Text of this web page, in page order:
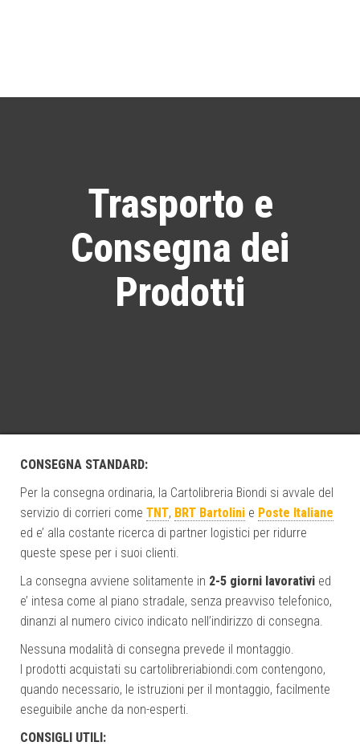
Trasporto e
Consegna dei
Prodotti
CONSEGNA STANDARD:
Per la consegna ordinaria, la Cartolibreria Biondi si avvale del
servizio di corrieri come TNT, BRT Bartolini e Poste Italiane
ed e’ alla costante ricerca di partner logistici per ridurre
queste spese per i suoi clienti.
La consegna avviene solitamente in 2-5 giorni lavorativi ed
e’ intesa come al piano stradale, senza preavviso telefonico,
dinanzi al numero civico indicato nell’indirizzo di consegna.
Nessuna modalità di consegna prevede il montaggio.
I prodotti acquistati su cartolibreriabiondi.com contengono,
quando necessario, le istruzioni per il montaggio, facilmente
eseguibile anche da non-esperti.
CONSIGLI UTILI: